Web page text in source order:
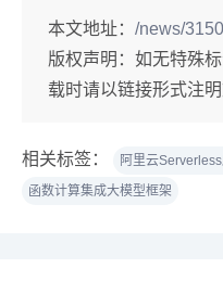
本文地址： /news/
版权声明： 如无特殊
载时请以链接形式注明
相关标签： 阿里云
函数计算集成大模型框架